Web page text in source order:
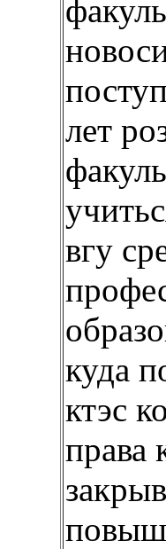
лет
вгу
куда
ктэс
права